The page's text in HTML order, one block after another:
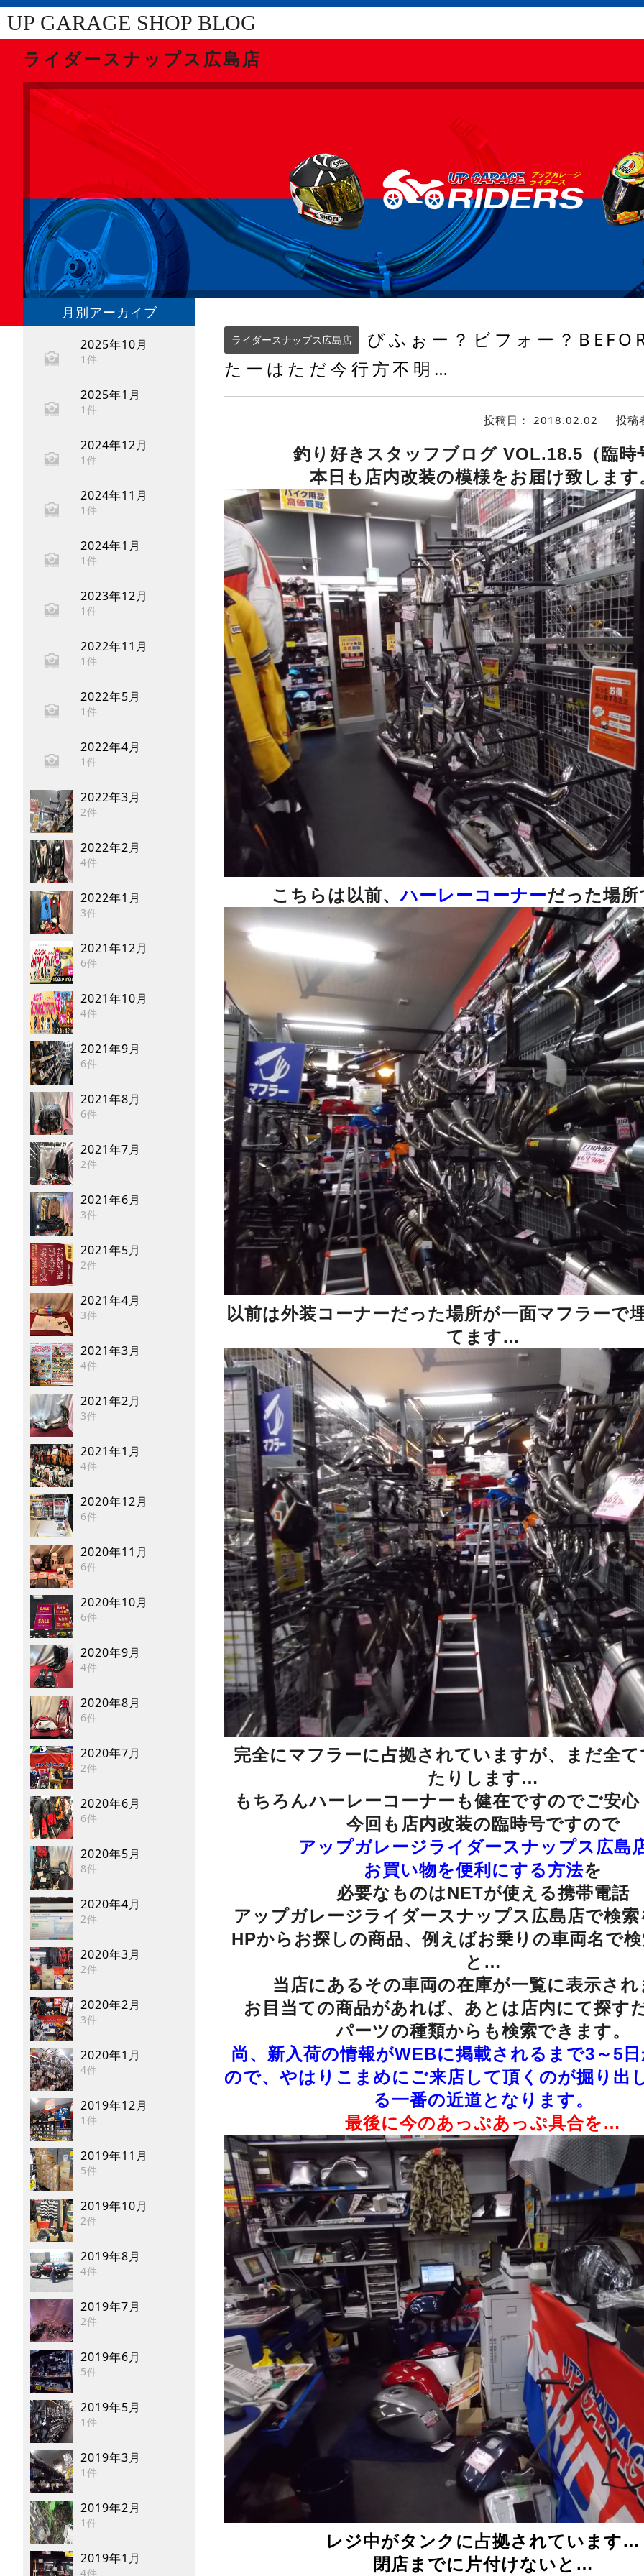
UP GARAGE SHOP BLOG
ライダースナップス広島店
月別アーカイブ
2025年10月
1件
2025年1月
1件
2024年12月
1件
2024年11月
1件
2024年1月
1件
2023年12月
1件
2022年11月
1件
2022年5月
1件
2022年4月
1件
2022年3月
2件
2022年2月
4件
2022年1月
3件
2021年12月
6件
2021年10月
4件
2021年9月
6件
2021年8月
6件
2021年7月
2件
2021年6月
3件
2021年5月
2件
2021年4月
3件
2021年3月
4件
2021年2月
3件
2021年1月
4件
2020年12月
6件
2020年11月
6件
2020年10月
6件
2020年9月
4件
2020年8月
6件
2020年7月
2件
2020年6月
6件
2020年5月
8件
2020年4月
2件
2020年3月
2件
2020年2月
3件
2020年1月
4件
2019年12月
1件
2019年11月
5件
2019年10月
2件
2019年8月
4件
2019年7月
2件
2019年6月
5件
2019年5月
1件
2019年3月
1件
2019年2月
1件
2019年1月
4件
ライダースナップス広島店
びふぉー？ビフォー？
たーはただ今行方不明…
投稿日： 2018.02.02 投稿
釣り好きスタッフブログ VOL.18.5（臨時
本日も店内改装の模様をお届け致します
こちらは以前、ハーレーコーナーだった場所
以前は外装コーナーだった場所が一面マフラーで
てます…
完全にマフラーに占拠されていますが、まだ全
たりします…
もちろんハーレーコーナーも健在ですのでご安
今回も店内改装の臨時号ですので
アップガレージライダースナップス広島
お買い物を便利にする方法を
必要なものはNETが使える携帯電話
アップガレージライダースナップス広島店で検
HPからお探しの商品、例えばお乗りの車両名で
と…
当店にあるその車両の在庫が一覧に表示され
お目当ての商品があれば、あとは店内にて探す
パーツの種類からも検索できます。
尚、新入荷の情報がWEBに掲載されるまで3～5
ので、やはりこまめにご来店して頂くのが掘り出
る一番の近道となります。
最後に今のあっぷあっぷ具合を…
レジ中がタンクに占拠されています…
閉店までに片付けないと…